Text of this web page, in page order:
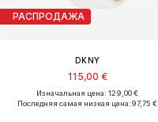
РАСПРОДАЖА
DKNY
115,00 €
Изначальная цена: 129,00 €
Последняя самая низкая цена:97,75 €